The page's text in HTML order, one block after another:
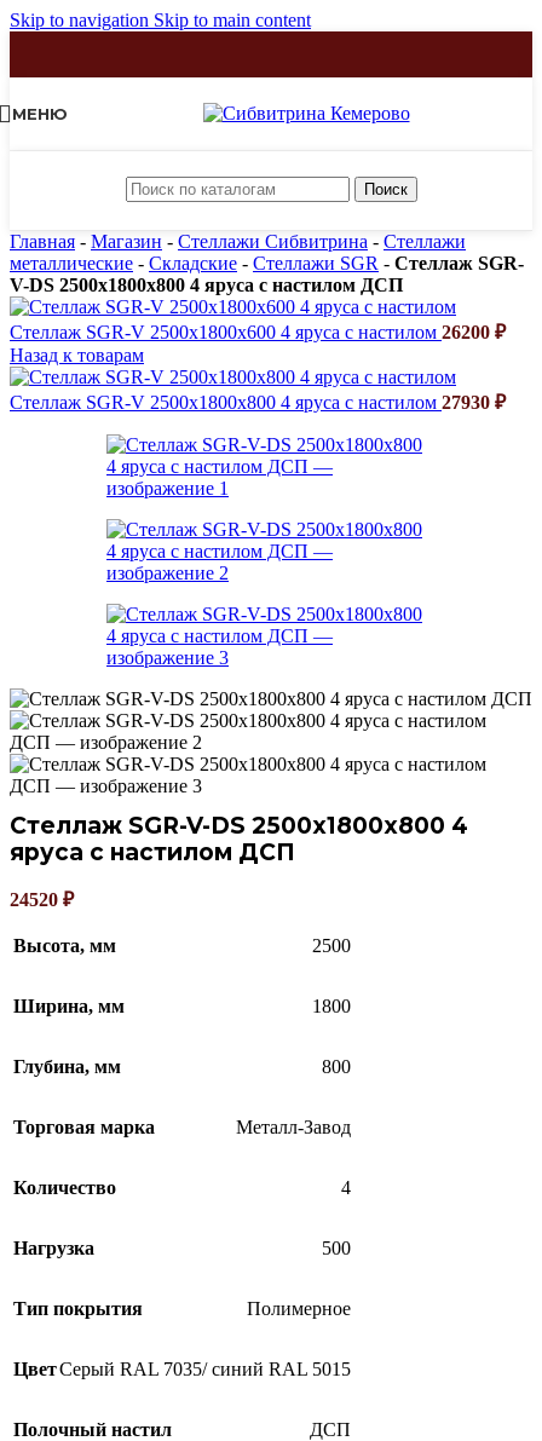
Skip to navigation Skip to main content
МЕНЮ
Поиск
Главная - Магазин - Стеллажи Сибвитрина - Стеллажи
металлические - Складские - Стеллажи SGR - Стеллаж SGR-
V-DS 2500х1800х800 4 яруса с настилом ДСП
Стеллаж SGR-V 2500х1800х600 4 яруса с настилом 26200 ₽
Назад к товарам
Стеллаж SGR-V 2500х1800х800 4 яруса с настилом 27930 ₽
Стеллаж SGR-V-DS 2500х1800х800 4
яруса с настилом ДСП
24520 ₽
Высота, мм 2500
Ширина, мм 1800
Глубина, мм 800
Торговая марка Металл-Завод
Количество 4
Нагрузка 500
Тип покрытия Полимерное
ЦветСерый RAL 7035/ синий RAL 5015
Полочный настил
ДСП